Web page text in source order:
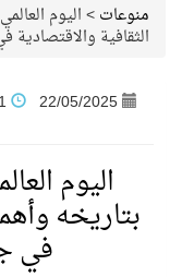
منوعات>اليوم
الثقافية والاقتصادية
22/05/2025
اليوم
بتاريخه
في